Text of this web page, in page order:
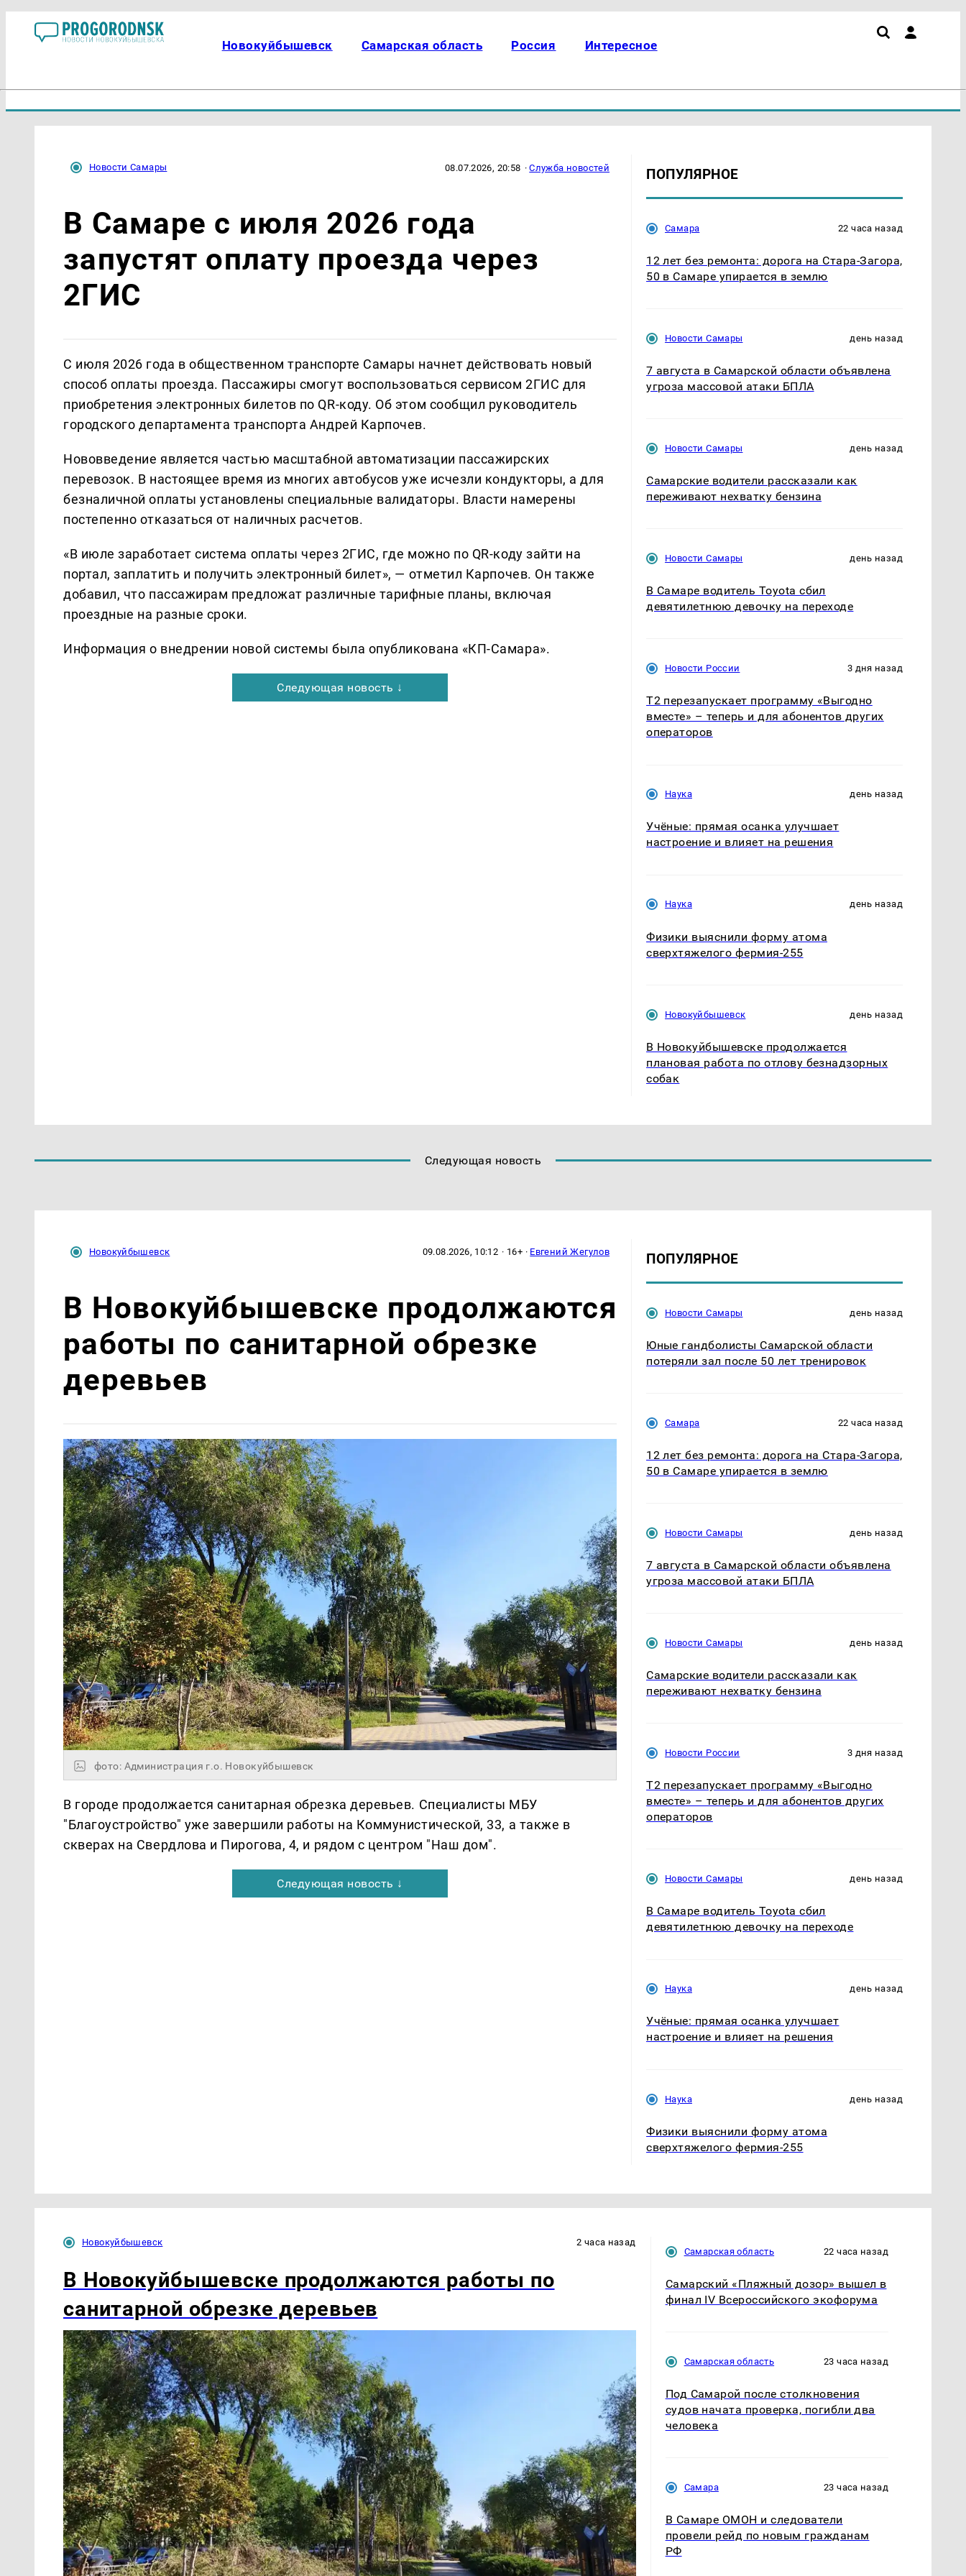
Новокуйбышевск Самарская область Россия Интересное
Новости Самары 08.07.2026, 20:58 ·Служба новостей
В Самаре с июля 2026 года
запустят оплату проезда через
2ГИС
С июля 2026 года в общественном транспорте Самары начнет действовать новый
способ оплаты проезда. Пассажиры смогут воспользоваться сервисом 2ГИС для
приобретения электронных билетов по QR-коду. Об этом сообщил руководитель
городского департамента транспорта Андрей Карпочев.
Нововведение является частью масштабной автоматизации пассажирских
перевозок. В настоящее время из многих автобусов уже исчезли кондукторы, а для
безналичной оплаты установлены специальные валидаторы. Власти намерены
постепенно отказаться от наличных расчетов.
«В июле заработает система оплаты через 2ГИС, где можно по QR-коду зайти на
портал, заплатить и получить электронный билет», — отметил Карпочев. Он также
добавил, что пассажирам предложат различные тарифные планы, включая
проездные на разные сроки.
Информация о внедрении новой системы была опубликована «КП-Самара».
Следующая новость ↓
ПОПУЛЯРНОЕ
Самара 22 часа назад
12 лет без ремонта: дорога на Стара-Загора,
50 в Самаре упирается в землю
Новости Самары день назад
7 августа в Самарской области объявлена
угроза массовой атаки БПЛА
Новости Самары день назад
Самарские водители рассказали как
переживают нехватку бензина
Новости Самары день назад
В Самаре водитель Toyota сбил
девятилетнюю девочку на переходе
Новости России 3 дня назад
Т2 перезапускает программу «Выгодно
вместе» – теперь и для абонентов других
операторов
Наука день назад
Учёные: прямая осанка улучшает
настроение и влияет на решения
Наука день назад
Физики выяснили форму атома
сверхтяжелого фермия-255
Новокуйбышевск день назад
В Новокуйбышевске продолжается
плановая работа по отлову безнадзорных
собак
Следующая новость
Новокуйбышевск 09.08.2026, 10:12 · 16+ · Евгений Жегулов
В Новокуйбышевске продолжаются
работы по санитарной обрезке
деревьев
фото: Администрация г.о. Новокуйбышевск
В городе продолжается санитарная обрезка деревьев. Специалисты МБУ
"Благоустройство" уже завершили работы на Коммунистической, 33, а также в
скверах на Свердлова и Пирогова, 4, и рядом с центром "Наш дом".
Следующая новость ↓
ПОПУЛЯРНОЕ
Новости Самары день назад
Юные гандболисты Самарской области
потеряли зал после 50 лет тренировок
Самара 22 часа назад
12 лет без ремонта: дорога на Стара-Загора,
50 в Самаре упирается в землю
Новости Самары день назад
7 августа в Самарской области объявлена
угроза массовой атаки БПЛА
Новости Самары день назад
Самарские водители рассказали как
переживают нехватку бензина
Новости России 3 дня назад
Т2 перезапускает программу «Выгодно
вместе» – теперь и для абонентов других
операторов
Новости Самары день назад
В Самаре водитель Toyota сбил
девятилетнюю девочку на переходе
Наука день назад
Учёные: прямая осанка улучшает
настроение и влияет на решения
Наука день назад
Физики выяснили форму атома
сверхтяжелого фермия-255
Новокуйбышевск 2 часа назад
В Новокуйбышевске продолжаются работы по
санитарной обрезке деревьев
Самарская область 22 часа назад
Самарский «Пляжный дозор» вышел в
финал IV Всероссийского экофорума
Самарская область 23 часа назад
Под Самарой после столкновения
судов начата проверка, погибли два
человека
Самара 23 часа назад
В Самаре ОМОН и следователи
провели рейд по новым гражданам
РФ